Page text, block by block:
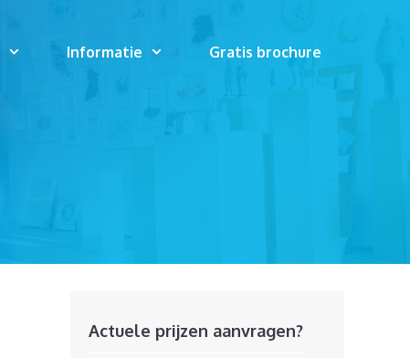
Informatie Gratis brochure
Actuele prijzen aanvragen?